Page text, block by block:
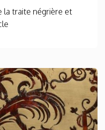
la traite négrière et